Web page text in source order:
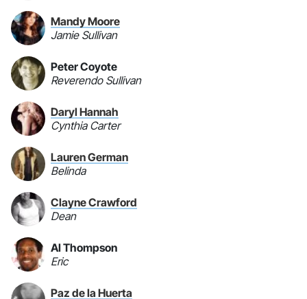
Mandy Moore
Jamie Sullivan
Peter Coyote
Reverendo Sullivan
Daryl Hannah
Cynthia Carter
Lauren German
Belinda
Clayne Crawford
Dean
Al Thompson
Eric
Paz de la Huerta